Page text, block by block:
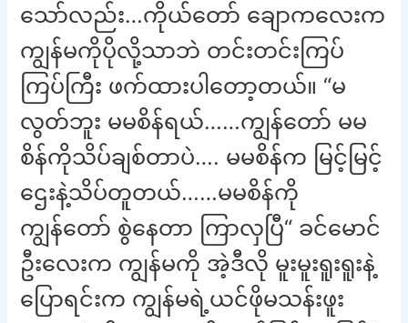
သော်လည်း…ကိုယ်တော် ချောကလေးက
ကျွန်မကိုပိုလို့သာဘဲ တင်းတင်းကြပ်
ကြပ်ကြီး ဖက်ထားပါတော့တယ်။ “မ
လွတ်ဘူး မမစိန်ရယ်……ကျွန်တော် မမ
စိန်ကိုသိပ်ချစ်တာပဲ…. မမစိန်က မြင့်မြင့်
ဌေးနဲ့သိပ်တူတယ်……မမစိန်ကို
ကျွန်တော် စွဲနေတာ ကြာလှပြီ“ ခင်မောင်
ဦးလေးက ကျွန်မကို အဲ့ဒီလို မူးမူးရူးရူးနဲ့
ပြောရင်းက ကျွန်မရဲ့ယင်ဖိုမသန်းဖူး